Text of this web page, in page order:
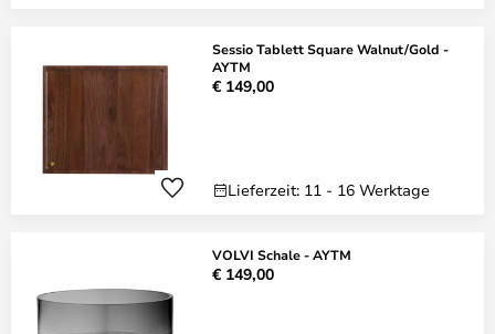
Sessio Tablett Square Walnut/Gold -
AYTM
€ 149,00
Lieferzeit: 11 - 16 Werktage
VOLVI Schale - AYTM
€ 149,00